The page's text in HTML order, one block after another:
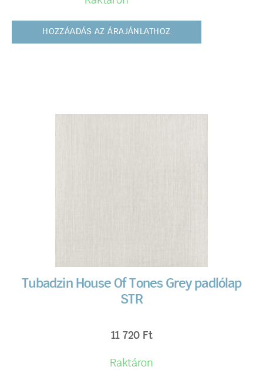
HOZZÁADÁS AZ ÁRAJÁNLATHOZ
Tubadzin House Of Tones Grey padlólap
STR
11 720 Ft
Raktáron